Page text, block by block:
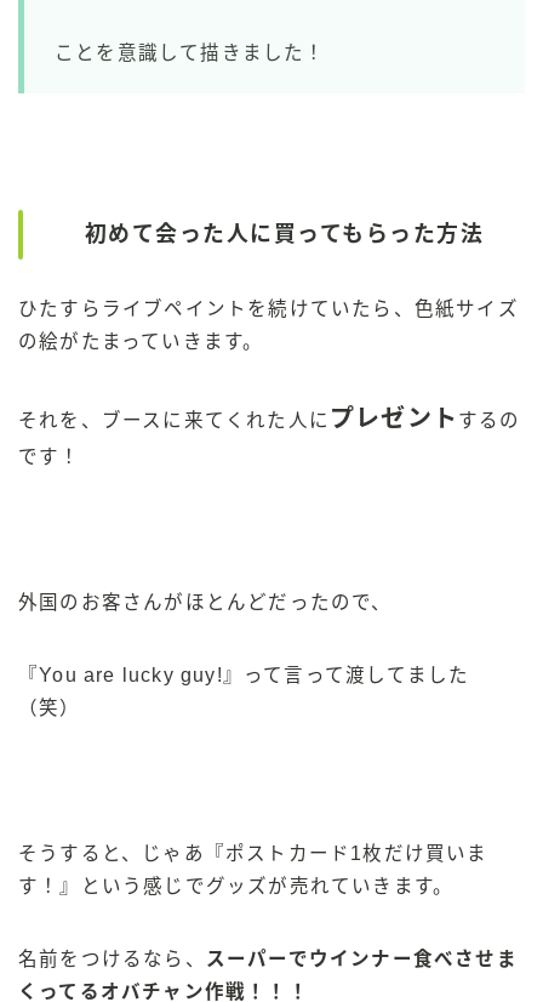
ことを意識して描きました！
初めて会った人に買ってもらった方法
ひたすらライブペイントを続けていたら、色紙サイズ
の絵がたまっていきます。
それを、ブースに来てくれた人に プレゼント するの
です！
外国のお客さんがほとんどだったので、
『You are lucky guy!』って言って渡してました
（笑）
そうすると、じゃあ『ポストカード1枚だけ買いま
す！』という感じでグッズが売れていきます。
名前をつけるなら、
スーパーでウインナー食べさせま
くってるオバチャン作戦！！！